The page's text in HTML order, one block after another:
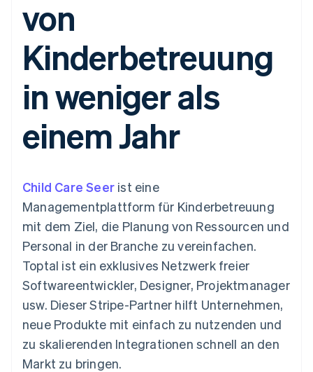
Zugriff auf mehr als
125
Zahlungen vor Ort
Authorization
Optimierung der
Autorisierungsraten
Beschleunigter
Bezahlvorgang
Verbundene
Product roadmap
Ausblick
Radar
Betrugsprävention
Atlas
Start-up-Gründung
Nach Branche
KI-Unternehmen
Creator Economy
Gaming
Versicherungen
Unterhaltung
Gemeinnützige
Organisationen
Fachdienstleistungen
Öffentlicher Sektor
Einzelhandel
Ecosystem
Partner
Stripe App-Marktplatz
So setzen Sie
nutzungsbasierte
Abrechnung um
Stablecoin-gestützte
Karten ausgeben: So
geht´s
Bereitstellung und
Verwaltung von
App-Integrationen
Code-Beispiele
Entwickler-Blog
API-Status
Karriere
Newsroom
Stripe Press
Kontakt
Sales-Team
von
Kinderbetreuung
in weniger als
einem Jahr
Child Care Seer ist eine
Managementplattform für Kinderbetreuung
mit dem Ziel, die Planung von Ressourcen und
Personal in der Branche zu vereinfachen.
Toptal ist ein exklusives Netzwerk freier
Softwareentwickler, Designer, Projektmanager
usw. Dieser Stripe-Partner hilft Unternehmen,
neue Produkte mit einfach zu nutzenden und
zu skalierenden Integrationen schnell an den
Markt zu bringen.